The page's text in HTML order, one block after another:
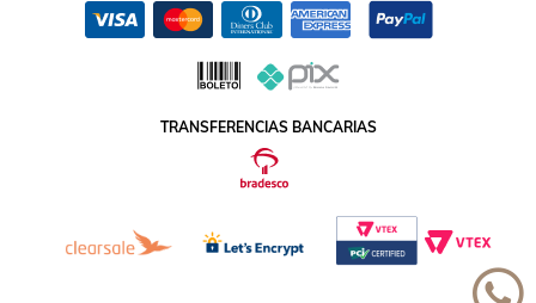
TRANSFERENCIAS BANCARIAS